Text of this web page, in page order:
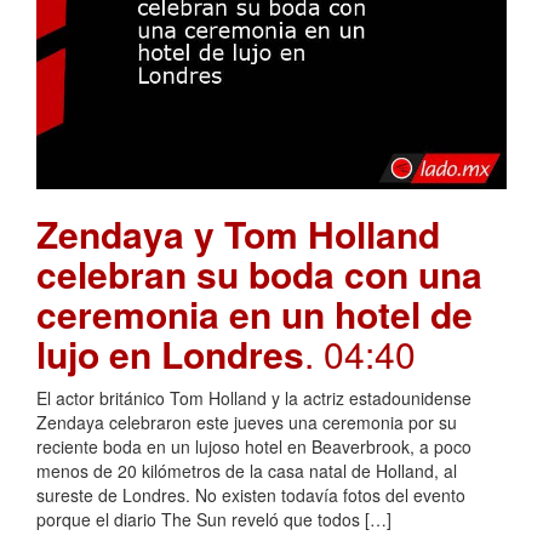
Zendaya y Tom Holland
celebran su boda con una
ceremonia en un hotel de
lujo en Londres. 04:40
El actor británico Tom Holland y la actriz estadounidense
Zendaya celebraron este jueves una ceremonia por su
reciente boda en un lujoso hotel en Beaverbrook, a poco
menos de 20 kilómetros de la casa natal de Holland, al
sureste de Londres. No existen todavía fotos del evento
porque el diario The Sun reveló que todos […]